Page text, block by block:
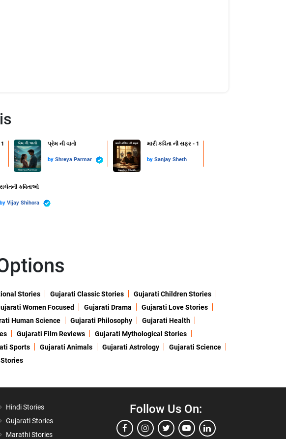
પ્રેમ ની વાતો
by Shreya Parmar
મારી કવિતા ની સફર - 1
by Sanjay Sheth
સચેતની કવિતાઓ
by Vijay Shihora
Stories Gujarati Classic Stories
Gujarati Children Stories
Women Focused Gujarati Drama
Gujarati Love Stories
Human Science Gujarati Philosophy
Gujarati Health
Gujarati Film Reviews
Gujarati Mythological Stories
Sports Gujarati Animals Gujarati Astrology
Gujarati Science
Hindi Stories
Gujarati Stories
Marathi Stories
Follow Us On: